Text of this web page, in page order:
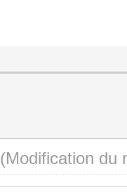
(Modification du